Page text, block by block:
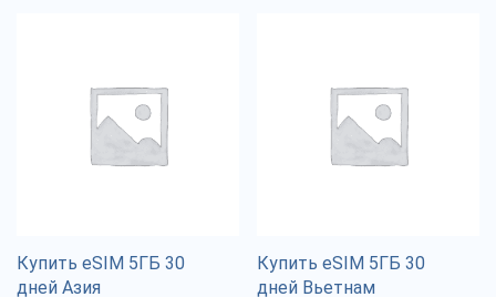
Купить eSIM 5ГБ 30
дней Азия
Купить eSIM 5ГБ 30
дней Вьетнам